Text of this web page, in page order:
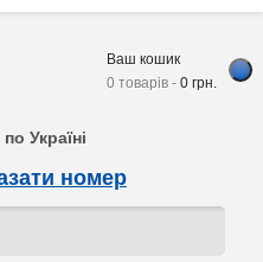
Ваш кошик
0 товарів -0 грн.
Україні
номер